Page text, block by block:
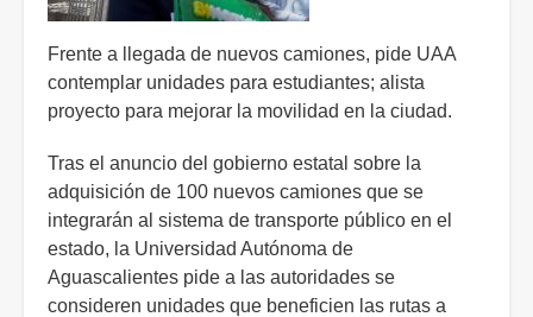
Frente a llegada de nuevos camiones, pide UAA
contemplar unidades para estudiantes; alista
proyecto para mejorar la movilidad en la ciudad.
Tras el anuncio del gobierno estatal sobre la
adquisición de 100 nuevos camiones que se
integrarán al sistema de transporte público en el
estado, la Universidad Autónoma de
Aguascalientes pide a las autoridades se
consideren unidades que beneficien las rutas a